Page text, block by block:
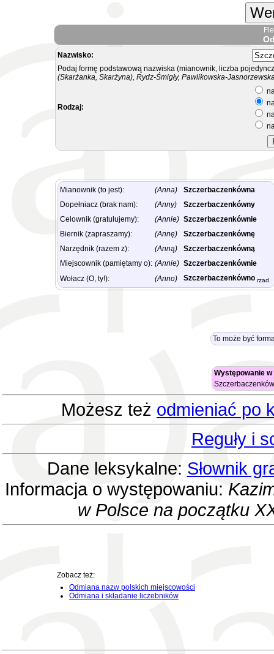
Nazwisko:
Podaj formę podstawową nazwiska (mianownik, liczba
(Skarżanka, Skarżyna), Rydz-Śmigły, Pawlikowska-
Rodzaj:
Mianownik (to jest): (Anna)
Szczerbaczenkówna
Dopełniacz (brak nam):
(Anny)
Szczerbaczenkówny
Celownik (gratulujemy):
(Annie) Szczerbaczenkównie
Biernik (zapraszamy):
(Annę)
Szczerbaczenkównę
Narzędnik (razem z):
(Anną)
Szczerbaczenkówną
Miejscownik (pamiętamy o): (Annie) Szczerbaczenkównie
Wołacz (O, ty!):
(Anno) Szczerbaczenkówno rzad.
To może być
Występowanie w
Możesz też odmieniać po
Reguły i
Dane leksykalne: Słownik
Informacja o występowaniu:
w Polsce na początku
Zobacz też:
Odmiana nazw polskich miejscowości
Odmiana i składanie liczebników